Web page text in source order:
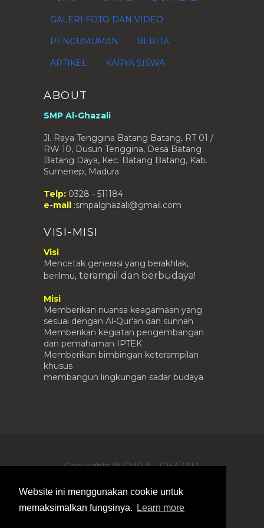
Website ini menggunakan cookie untuk
memaksimalkan fungsinya.
Learn more
GALERI FOTO DAN VIDEO
PENGUMUMAN BERITA
ARTIKEL KARYA SISWA
ABOUT
SMP Al-Ghazali
Jl. Raya Tenggina Batang Batang, RT 01 /
RW 10, Dusun Tenggina, Desa Batang
Batang Daya, Kec. Batang Batang, Kab.
Sumenep, Madura
Telp: 0328 - 511184
e-mail :smpalghazali@gmail.com
VISI-MISI
Visi
Mencetak generasi yang berakhlak,
berilmu, terampil dan berbudaya!
Misi
Memberikan nuansa keagamaan yang
sesuai dengan Al-Qur'an dan sunnah
Memberikan kegiatan pengembangan
dan pemahaman IPTEK
Memberikan bimbingan keterampilan
khusus
membangun lingkungan sadar budaya
Copyrights @ SMP AL-GHAZALI
Templateism |Free Blogger Templates
Customsized byIrmanto